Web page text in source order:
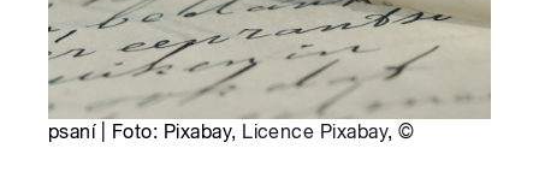
psaní | Foto: Pixabay, Licence Pixabay,©